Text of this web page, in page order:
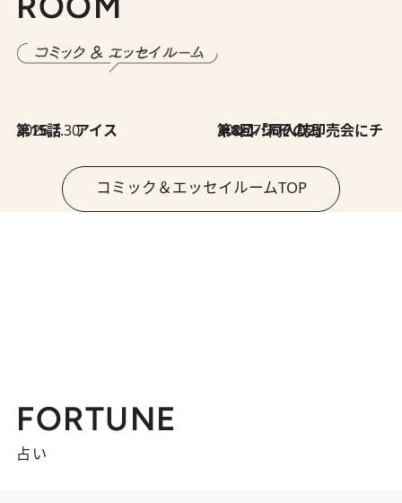
2026.7.30
第15話 アイス 2026.7.30
第8回「同人誌即売会にチャレンジ その2」
コミック＆エッセイルームTOP
FORTUNE
占い